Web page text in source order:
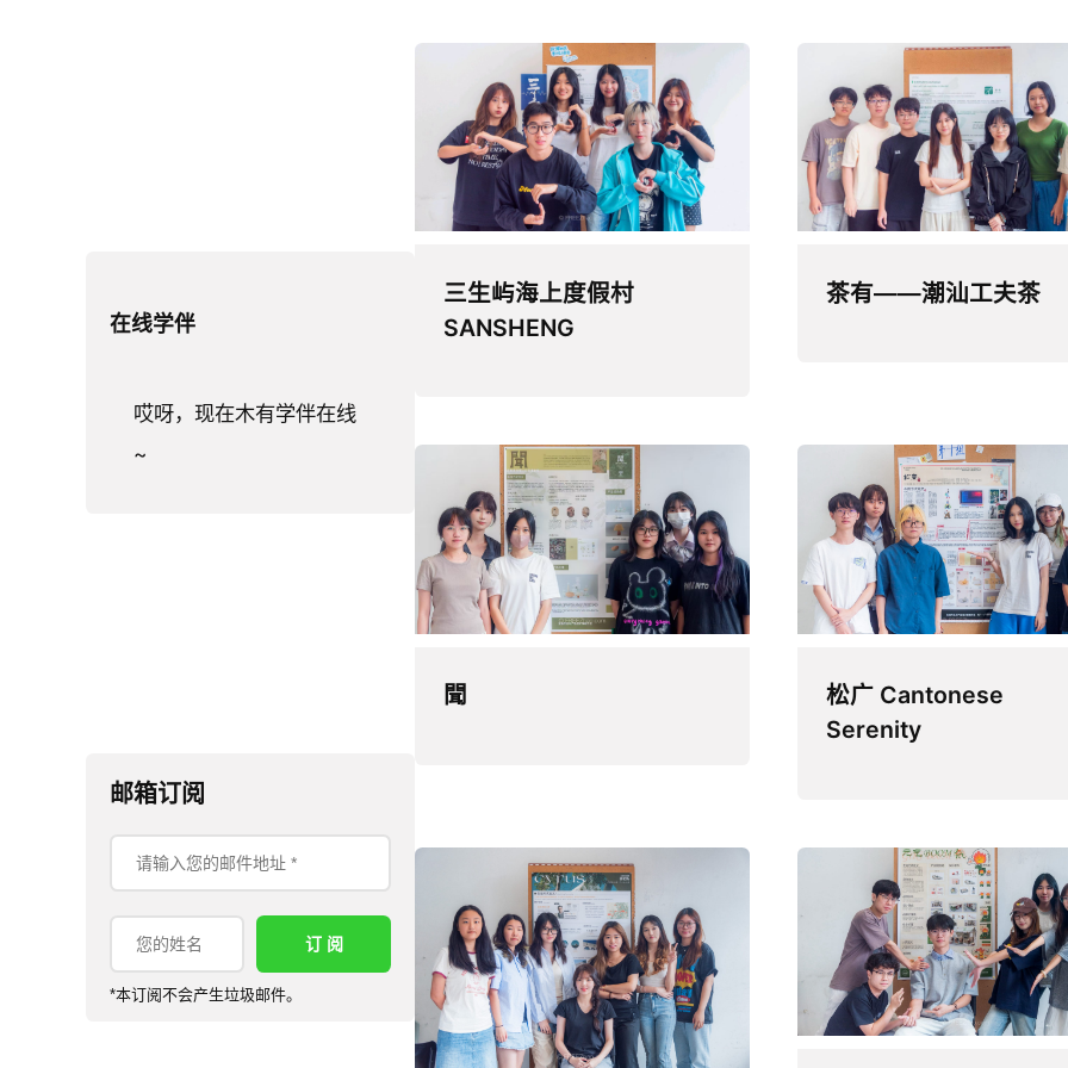
在线学伴
哎呀，现在木有学伴在线
~
邮箱订阅
*本订阅不会产生垃圾邮件。
三生屿海上度假村
SANSHENG
茶有——潮汕工夫茶
聞
松广 Cantonese
Serenity